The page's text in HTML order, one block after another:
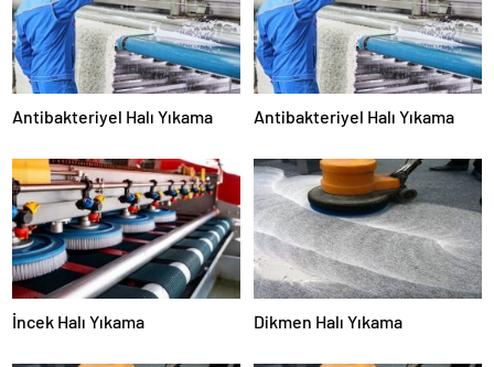
Antibakteriyel Halı Yıkama Antibakteriyel Halı Yıkama
İncek Halı Yıkama Dikmen Halı Yıkama